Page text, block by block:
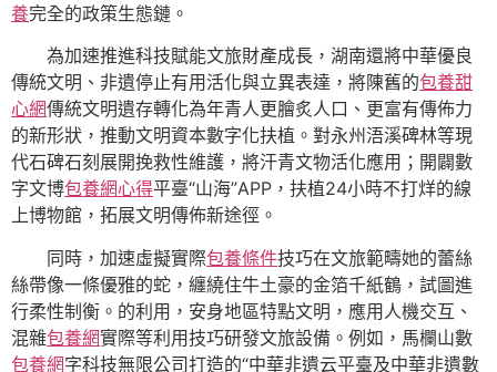
養完全的政策生態鏈。
為加速推進科技賦能文旅財產成長，湖南還將中華優良
傳統文明、非遺停止有用活化與立異表達，將陳舊的包養甜
心網傳統文明遺存轉化為年青人更膾炙人口、更富有傳佈力
的新形狀，推動文明資本數字化扶植。對永州浯溪碑林等現
代石碑石刻展開挽救性維護，將汗青文物活化應用；開闢數
字文博包養網心得平臺“山海”APP，扶植24小時不打烊的線
上博物館，拓展文明傳佈新途徑。
同時，加速虛擬實際包養條件技巧在文旅範疇她的蕾絲
絲帶像一條優雅的蛇，纏繞住牛土豪的金箔千紙鶴，試圖進
行柔性制衡。的利用，安身地區特點文明，應用人機交互、
混雜包養網實際等利用技巧研發文旅設備。例如，馬欄山數
包養網字科技無限公司打造的“中華非遺云平臺及中華非遺數